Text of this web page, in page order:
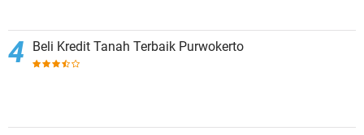
Beli Kredit Tanah Terbaik Purwokerto